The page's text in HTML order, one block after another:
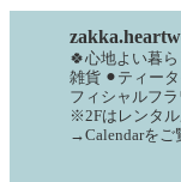
🍀心地よい暮
雑貨 ⚫︎ティー
フィシャルフ
※2Fはレンタ
→Calendarをご